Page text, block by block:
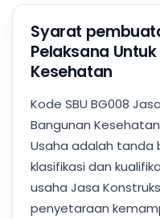
Syarat
Pelaksana
Kesehatan
Kode SBU BG008
Bangunan
Usaha adalah tanda
klasifikasi dan
usaha Jasa
penyetaraan